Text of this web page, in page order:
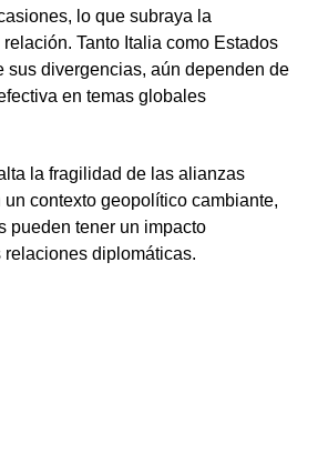
lo que subraya la
Tanto Italia como Estados
sus divergencias, aún dependen de
en temas globales
la fragilidad de las alianzas
contexto geopolítico cambiante,
pueden tener un impacto
diplomáticas.